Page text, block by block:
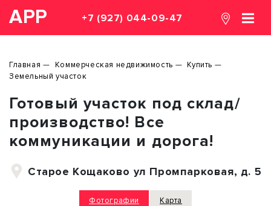
АРР +7 (927) 044-09-47
Главная Коммерческая недвижимость
Купить
Земельный участок
Готовый участок под склад/
производство! Все
коммуникации и дорога!
Старое Кощаково ул Промпарковая, д. 5
Фотографии Карта